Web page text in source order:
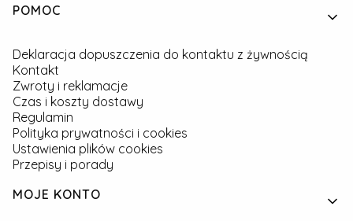
Linki w stopce
POMOC
Deklaracja dopuszczenia do kontaktu z żywnością
Kontakt
Zwroty i reklamacje
Czas i koszty dostawy
Regulamin
Polityka prywatności i cookies
Ustawienia plików cookies
Przepisy i porady
MOJE KONTO